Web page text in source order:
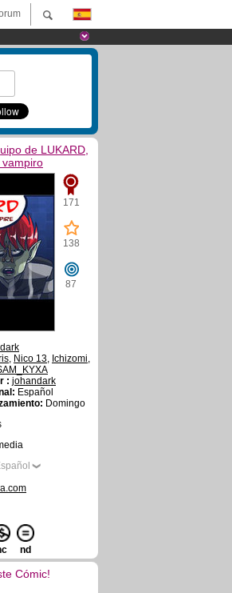
de LUKARD,
vampiro
171
138
87
, Nico 13, Ichizomi,
: johandark
Español
Domingo
nd
Cómic!